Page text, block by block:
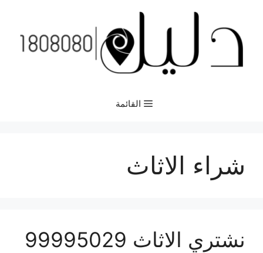
المحتوى
القائمة
شراء الاثاث
نشتري الاثاث 99995029